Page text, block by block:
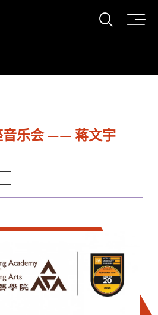
打开
音乐会 —— 蒋文宇